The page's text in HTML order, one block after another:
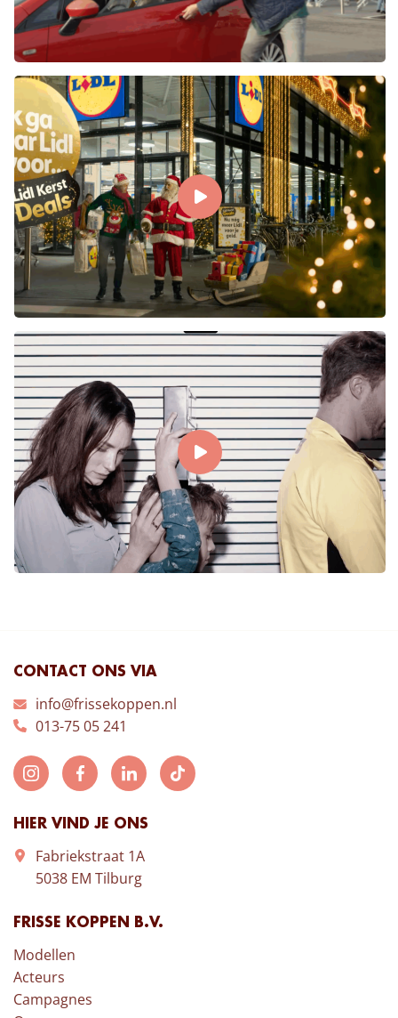
CONTACT ONS VIA
info@frissekoppen.nl
013-75 05 241
HIER VIND JE ONS
Fabriekstraat 1A
5038 EM Tilburg
FRISSE KOPPEN B.V.
Modellen
Acteurs
Campagnes